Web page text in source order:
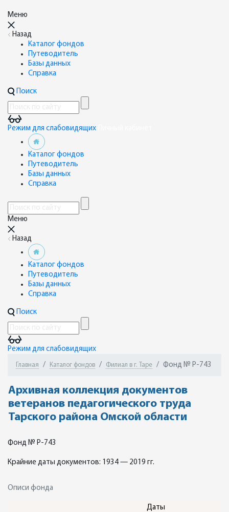
Меню
Назад
Каталог фондов
Путеводитель
Базы данных
Справка
Поиск
Режим для слабовидящих
Каталог фондов
Путеводитель
Базы данных
Справка
Меню
Назад
Каталог фондов
Путеводитель
Базы данных
Справка
Поиск
Режим для слабовидящих
Главная Каталог фондов Филиал в г. Таре Фонд № Р-743
Архивная коллекция документов
ветеранов педагогического труда
Тарского района Омской области
Фонд № Р-743
Крайние даты документов: 1934 — 2019 гг.
Описи фонда
Даты